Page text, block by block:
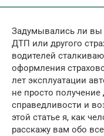
Задумывались ли вы
ДТП или другого
водителей
оформления
лет эксплуатации
не просто получение
справедливости и
этой статье я, как
расскажу вам обо